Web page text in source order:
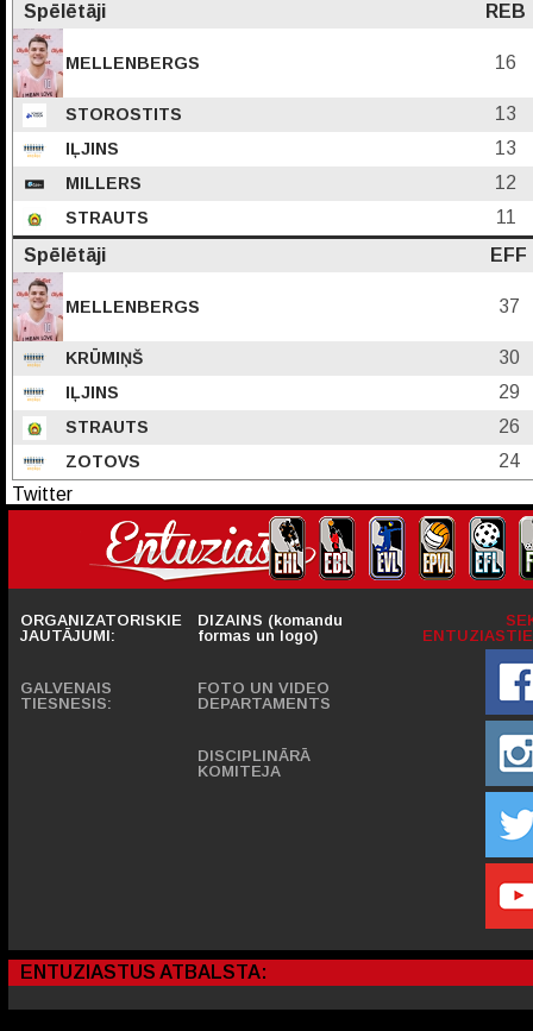
Spēlētāji
REB
MELLENBERGS 16
STOROSTITS 13
IĻJINS 13
MILLERS 12
STRAUTS
11
Spēlētāji
EFF
MELLENBERGS 37
KRŪMIŅŠ 30
IĻJINS 29
STRAUTS 26
ZOTOVS
24
Twitter
ORGANIZATORISKIE
JAUTĀJUMI:
GALVENAIS
TIESNESIS:
DIZAINS (komandu
formas un logo)
FOTO UN VIDEO
DEPARTAMENTS
DISCIPLINĀRĀ
KOMITEJA
ENTUZIASTUS ATBALSTA: